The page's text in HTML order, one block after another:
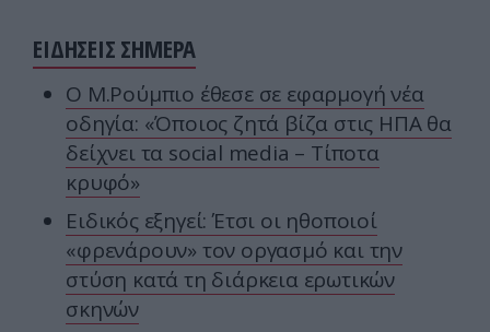
ΕΙΔΗΣΕΙΣ ΣΗΜΕΡΑ
Ο Μ.Ρούμπιο έθεσε σε εφαρμογή νέα
οδηγία: «Όποιος ζητά βίζα στις ΗΠΑ θα
δείχνει τα social media – Τίποτα
κρυφό»
Ειδικός εξηγεί: Έτσι οι ηθοποιοί
«φρενάρουν» τον οργασμό και την
στύση κατά τη διάρκεια ερωτικών
σκηνών